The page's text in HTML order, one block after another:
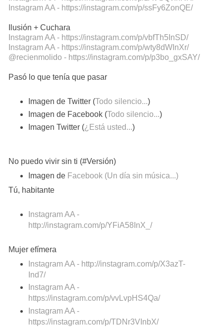
Instagram AA - https://instagram.com/p/ssFy6ZonQE/
Ilusión + Cuchara
Instagram AA - https://instagram.com/p/vbfTh5InSD/
Instagram AA - https://instagram.com/p/wty8dWInXr/
@recienmolido - https://instagram.com/p/p3bo_gxSAY/
Pasó lo que tenía que pasar
Imagen de Twitter (Todo silencio...)
Imagen de Facebook (Todo silencio...)
Imagen Twitter (¿Está usted...)
No puedo vivir sin ti (#Versión)
Imagen de Facebook (Un día sin música...)
Tú, habitante
Instagram AA -
http://instagram.com/p/YFiA58InX_/
Mujer efímera
Instagram AA - http://instagram.com/p/X3azT-
Ind7/
Instagram AA -
https://instagram.com/p/vvLvpHS4Qa/
Instagram AA -
https://instagram.com/p/TDNr3VInbX/